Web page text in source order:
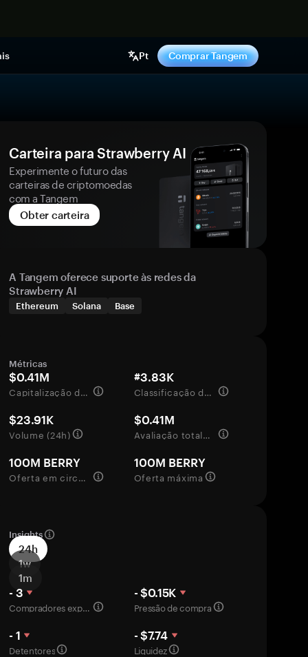
Pt Comprar Tangem
Carteira para Strawberry AI
Experimente o futuro das
carteiras de criptomoedas
com a Tangem
Obter carteira
A Tangem oferece suporte às redes da
Strawberry AI
Ethereum Solana Base
Métricas
$0.41M
Capitalização de mercado
#3.83K
Classificação de mercado
$23.91K
Volume (24h)
$0.41M
Avaliação totalmente diluída
100M BERRY
Oferta em circulação
100M BERRY
Oferta máxima
Insights
24h
1w
1m
- 3
Compradores experientes
- $0.15K
Pressão de compra
- 1
Detentores
- $7.74
Liquidez